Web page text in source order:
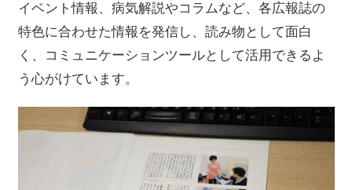
イベント情報、病気解説やコラムなど、各広報誌の
特色に合わせた情報を発信し、読み物として面白
く、コミュニケーションツールとして活用できるよ
う心がけています。